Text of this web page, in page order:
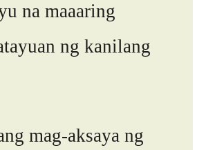
na maaaring
ng kanilang
mag-aksaya ng